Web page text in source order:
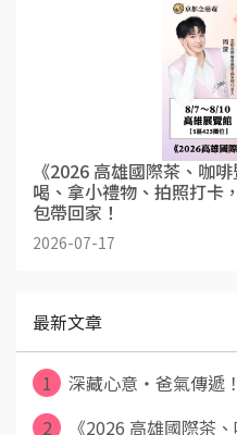
《2026 高雄國際茶、咖
喝、拿小禮物、拍照打卡
包帶回家！
2026-07-17
最新文章
1
深藏心意・爸氣傳遞
2
《2026 高雄國際茶